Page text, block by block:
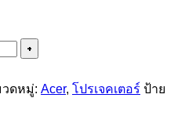
ดหมู่: Acer, โปรเจคเตอร์ ป้าย